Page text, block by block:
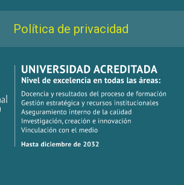
Política de privacidad